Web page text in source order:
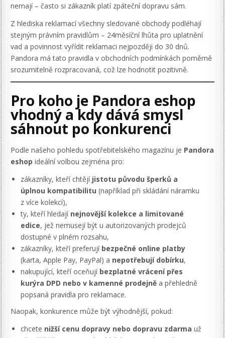
nemají – často si zákazník platí zpáteční dopravu sám.
Z hlediska reklamací všechny sledované obchody podléhají
stejným právním pravidlům – 24měsíční lhůta pro uplatnění
vad a povinnost vyřídit reklamaci nejpozději do 30 dnů.
Pandora má tato pravidla v obchodních podmínkách poměrně
srozumitelně rozpracovaná, což lze hodnotit pozitivně.
Pro koho je Pandora eshop
vhodný a kdy dává smysl
sáhnout po konkurenci
Podle našeho pohledu spotřebitelského magazínu je Pandora
eshop ideální volbou zejména pro:
zákazníky, kteří chtějí jistotu původu šperků a
úplnou kompatibilitu (například při skládání náramku
z více kolekcí),
ty, kteří hledají nejnovější kolekce a limitované
edice, jež nemusejí být u autorizovaných prodejců
dostupné v plném rozsahu,
zákazníky, kteří preferují bezpečné online platby
(karta, Apple Pay, PayPal) a nepotřebují dobírku,
nakupující, kteří oceňují bezplatné vrácení přes
kurýra DPD nebo v kamenné prodejně a přehledně
popsaná pravidla pro reklamace.
Naopak, konkurence může být výhodnější, pokud:
chcete nižší cenu dopravy nebo dopravu zdarma už